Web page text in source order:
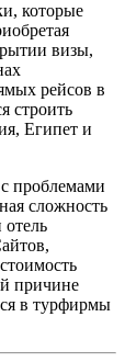
которые
визы,
рейсов в
строить
Египет и
проблемами
сложность
отель
причине
в турфирмы